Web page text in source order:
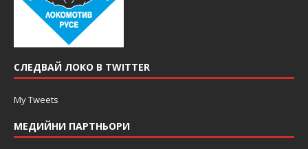
СЛЕДВАЙ ЛОКО В TWITTER
My Tweets
МЕДИЙНИ ПАРТНЬОРИ